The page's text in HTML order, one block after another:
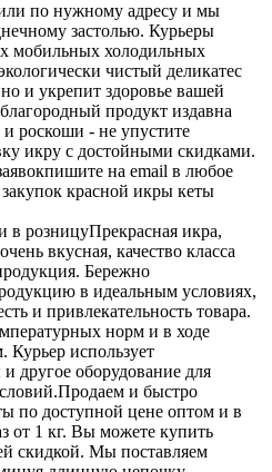
по нужному адресу и мы
застолью. Курьеры
мобильных холодильных
чистый деликатес
и укрепит здоровье вашей
продукт издавна
и роскоши - не упустите
икру с достойными скидками.
пишите на email в любое
красной икры кеты
в розницуПрекрасная икра,
вкусная, качество класса
Бережно
в идеальным условиях,
и привлекательность товара.
норм и в ходе
Курьер использует
другое оборудование для
Продаем и быстро
по доступной цене оптом и в
от 1 кг. Вы можете купить
скидкой. Мы поставляем